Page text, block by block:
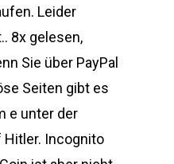
Leider
8x gelesen,
Sie über PayPal
Seiten gibt es
e unter der
Hitler. Incognito